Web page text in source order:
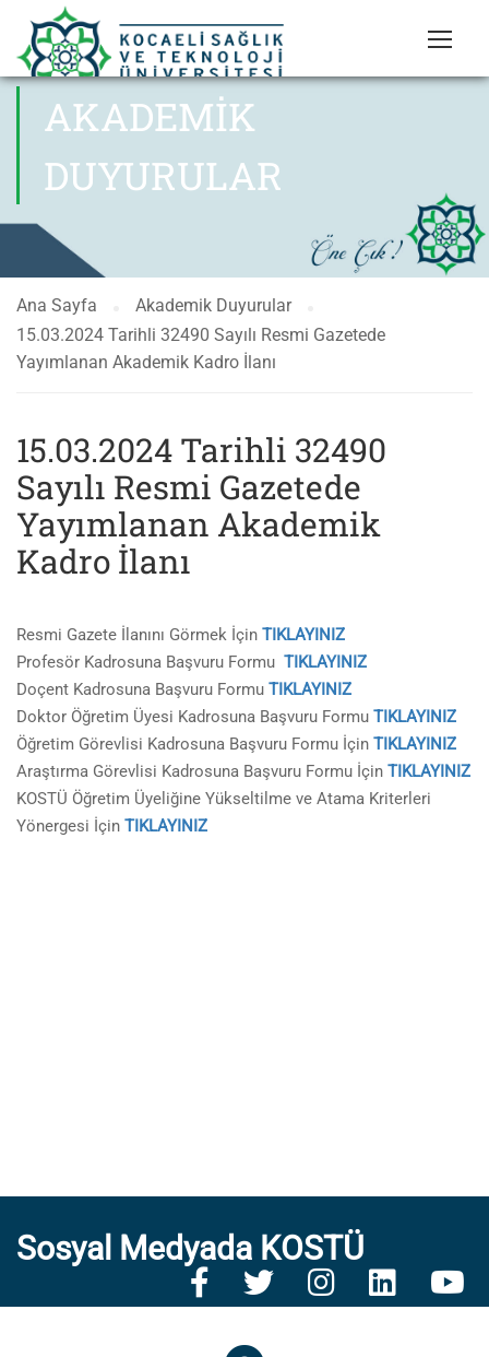
AKADEMIK
DUYURULAR
Ana Sayfa
Akademik Duyurular
15.03.2024 Tarihli 32490 Sayılı Resmi Gazetede
Yayımlanan Akademik Kadro İlanı
15.03.2024 Tarihli 32490
Sayılı Resmi Gazetede
Yayımlanan Akademik
Kadro İlanı
Resmi Gazete İlanını Görmek İçin TIKLAYINIZ
Profesör Kadrosuna Başvuru Formu TIKLAYINIZ
Doçent Kadrosuna Başvuru Formu TIKLAYINIZ
Doktor Öğretim Üyesi Kadrosuna Başvuru Formu TIKLAYINIZ
Öğretim Görevlisi Kadrosuna Başvuru Formu İçin TIKLAYINIZ
Araştırma Görevlisi Kadrosuna Başvuru Formu İçin TIKLAYINIZ
KOSTÜ Öğretim Üyeliğine Yükseltilme ve Atama Kriterleri
Yönergesi İçin TIKLAYINIZ
Sosyal Medyada KOSTÜ